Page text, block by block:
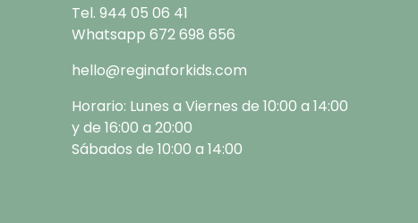
Tel. 944 05 06 41
Whatsapp 672 698 656
hello@reginaforkids.com
Horario: Lunes a Viernes de 10:00 a 14:00
y de 16:00 a 20:00
Sábados de 10:00 a 14:00